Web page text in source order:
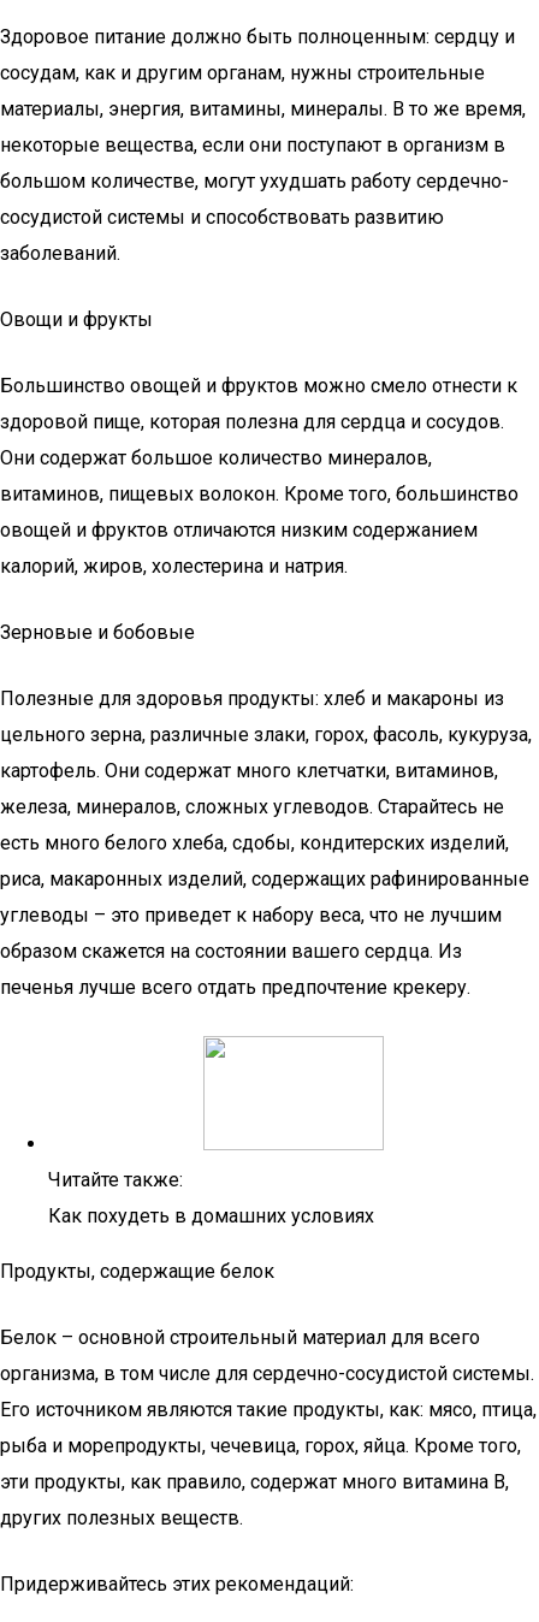
Здоровое питание должно быть полноценным: сердцу и
сосудам, как и другим органам, нужны строительные
материалы, энергия, витамины, минералы. В то же время,
некоторые вещества, если они поступают в организм в
большом количестве, могут ухудшать работу сердечно-
сосудистой системы и способствовать развитию
заболеваний.
Овощи и фрукты
Большинство овощей и фруктов можно смело отнести к
здоровой пище, которая полезна для сердца и сосудов.
Они содержат большое количество минералов,
витаминов, пищевых волокон. Кроме того, большинство
овощей и фруктов отличаются низким содержанием
калорий, жиров, холестерина и натрия.
Зерновые и бобовые
Полезные для здоровья продукты: хлеб и макароны из
цельного зерна, различные злаки, горох, фасоль, кукуруза,
картофель. Они содержат много клетчатки, витаминов,
железа, минералов, сложных углеводов. Старайтесь не
есть много белого хлеба, сдобы, кондитерских изделий,
риса, макаронных изделий, содержащих рафинированные
углеводы – это приведет к набору веса, что не лучшим
образом скажется на состоянии вашего сердца. Из
печенья лучше всего отдать предпочтение крекеру.
Читайте также:
Как похудеть в домашних условиях
Продукты, содержащие белок
Белок – основной строительный материал для всего
организма, в том числе для сердечно-сосудистой системы.
Его источником являются такие продукты, как: мясо, птица,
рыба и морепродукты, чечевица, горох, яйца. Кроме того,
эти продукты, как правило, содержат много витамина B,
других полезных веществ.
Придерживайтесь этих рекомендаций: